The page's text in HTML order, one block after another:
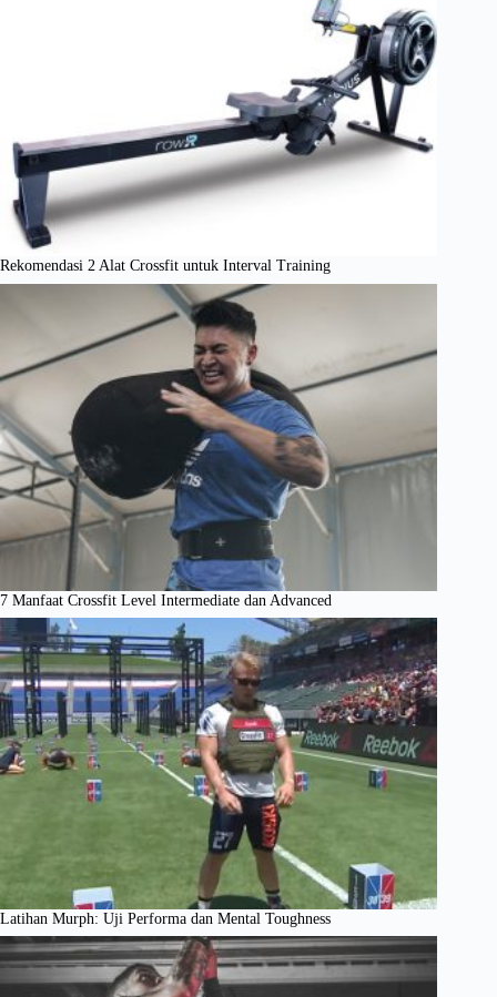
Rekomendasi 2 Alat Crossfit untuk Interval Training
7 Manfaat Crossfit Level Intermediate dan Advanced
Latihan Murph: Uji Performa dan Mental Toughness